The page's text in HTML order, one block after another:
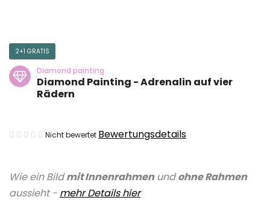
Wie ein Bildmit Innenrahmenundohne Rahmen
aussieht - mehr Details hier
2+1 GRATIS
Diamond painting
Diamond Painting - Adrenalin auf vier
Rädern
Die
ist
0,0
Nicht bewertet Bewertungsdetails